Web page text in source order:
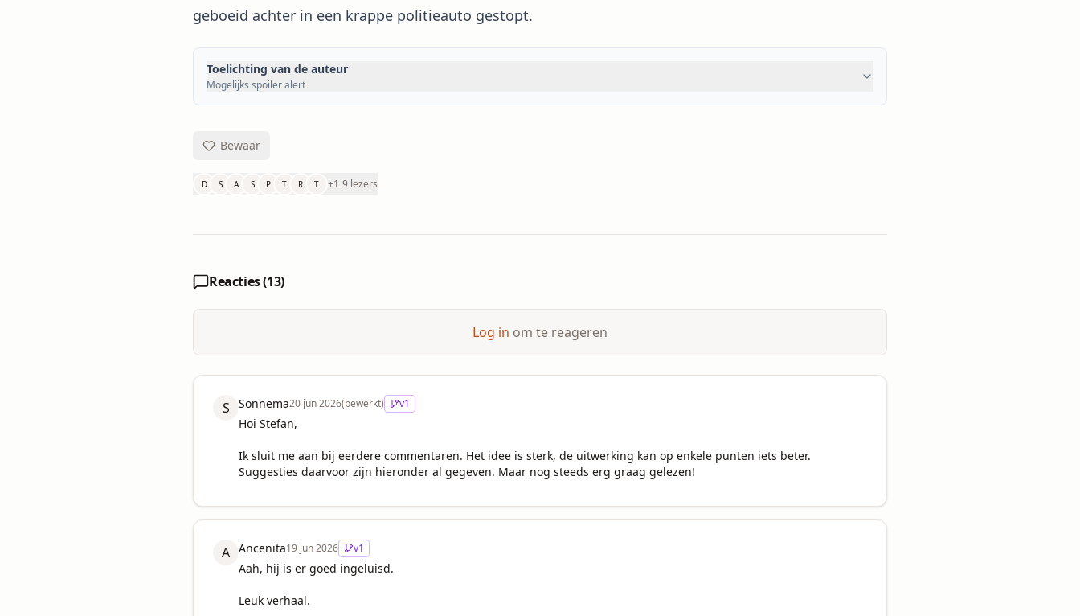
geboeid achter in een krappe politieauto gestopt.
Toelichting van de auteur
Mogelijks spoiler alert
Bewaar
D S A S P T R T +1 9 lezers
Reacties (13)
Log in om te reageren
S Sonnema20 jun 2026(bewerkt) v1
Hoi Stefan,
Ik sluit me aan bij eerdere commentaren. Het idee is sterk, de uitwerking kan op enkele punten iets beter.
Suggesties daarvoor zijn hieronder al gegeven. Maar nog steeds erg graag gelezen!
A Ancenita19 jun 2026 v1
Aah, hij is er goed ingeluisd.
Leuk verhaal.